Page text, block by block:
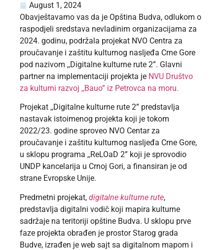
August 1, 2024
Obavještavamo vas da je Opština Budva, odlukom o
raspodjeli sredstava nevladinim organizacijama za
2024. godinu, podržala projekat NVO Centra za
proučavanje i zaštitu kulturnog nasljeđa Crne Gore
pod nazivom ,,Digitalne kulturne rute 2”. Glavni
partner na implementaciji projekta je NVU Društvo
za kulturni razvoj ,,Bauo” iz Petrovca na moru.
Projekat ,,Digitalne kulturne rute 2” predstavlja
nastavak istoimenog projekta koji je tokom
2022/23. godine sproveo NVO Centar za
proučavanje i zaštitu kulturnog nasljeđa Crne Gore,
u sklopu programa ,,ReLOaD 2” koji je sprovodio
UNDP kancelarija u Crnoj Gori, a finansiran je od
strane Evropske Unije.
Predmetni projekat, digitalne kulturne rute,
predstavlja digitalni vodič koji mapira kulturne
sadržaje na teritoriji opštine Budva. U sklopu prve
faze projekta obrađen je prostor Starog grada
Budve, izrađen je web sajt sa digitalnom mapom i